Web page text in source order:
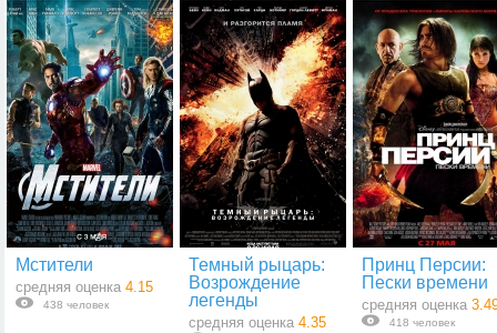
Мстители
средняя оценка 4.15
438 человек
Темный рыцарь:
Возрождение
легенды
средняя оценка 4.35
Принц Персии:
Пески времени
средняя оценка
418 человек